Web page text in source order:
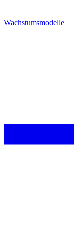
Wachstumsmodelle